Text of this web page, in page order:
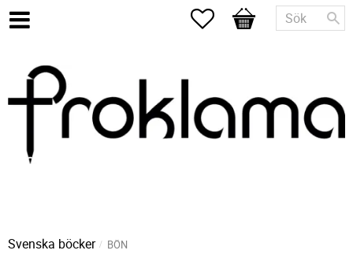
Favoriter
Kundvagn
Svenska böcker BÖN